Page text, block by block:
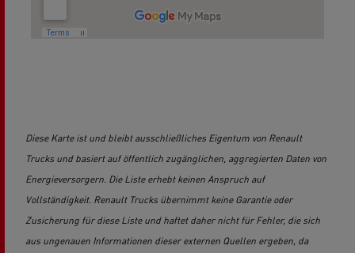
Diese Karte ist und bleibt ausschließliches Eigentum von Renault
Trucks und basiert auf öffentlich zugänglichen, aggregierten Daten von
Energieversorgern. Die Liste erhebt keinen Anspruch auf
Vollständigkeit. Renault Trucks übernimmt keine Garantie oder
Zusicherung für diese Liste und haftet daher nicht für Fehler, die sich
aus ungenauen Informationen dieser externen Quellen ergeben, da